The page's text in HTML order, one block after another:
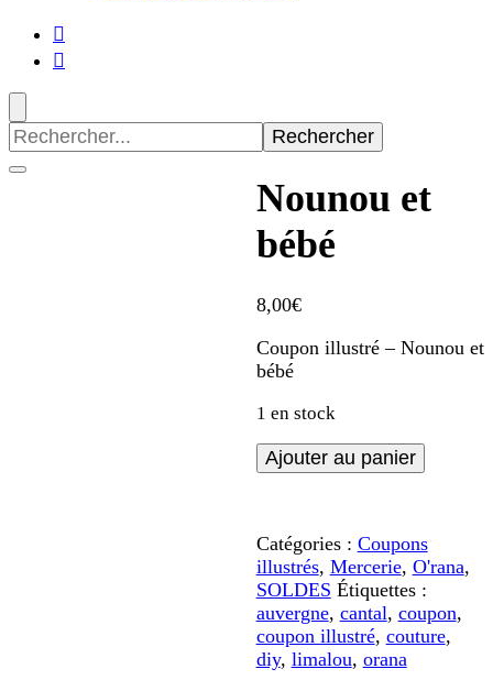
Recherche
pour
:
Nounou et
bébé
8,00€
Coupon illustré – Nounou et
bébé
1 en stock
quantité
de
bébé
Ajouter au panier
Catégories : Coupons
illustrés, Mercerie, O'rana,
SOLDES Étiquettes :
auvergne, cantal, coupon,
coupon illustré, couture,
diy, limalou, orana